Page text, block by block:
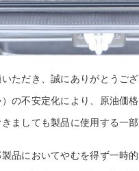
ただき、誠にありがとうござ
の不安定化により、原油価
ましても製品に使用する一
品においてやむを得ず一時